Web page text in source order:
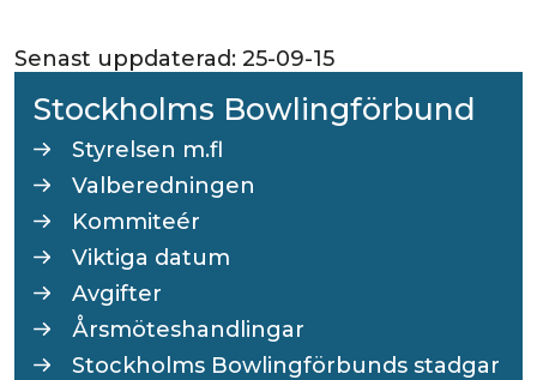
Stockholms Bowlingförbund
Styrelsen m.fl
Valberedningen
Kommiteér
Viktiga datum
Avgifter
Årsmöteshandlingar
Stockholms Bowlingförbunds stadgar
Senast uppdaterad: 25-09-15